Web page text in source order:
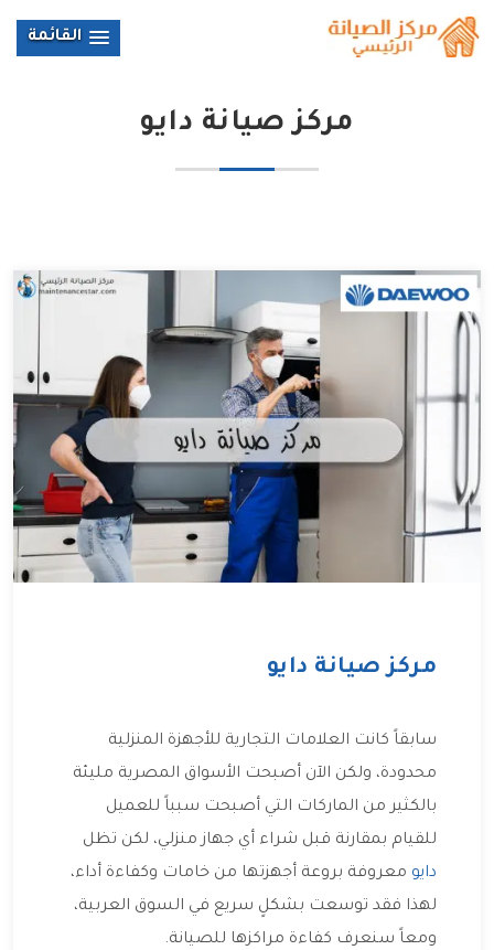
القائمة
مركز صيانة دايو
مركز صيانة دايو
سابقاً كانت العلامات التجارية للأجهزة المنزلية
محدودة، ولكن الآن أصبحت الأسواق المصرية مليئة
بالكثير من الماركات التي أصبحت سبباً للعميل
للقيام بمقارنة قبل شراء أي جهاز منزلي، لكن تظل
دايو معروفة بروعة أجهزتها من خامات وكفاءة أداء،
لهذا فقد توسعت بشكلٍ سريع في السوق العربية،
ومعاً سنعرف كفاءة مراكزها للصيانة.